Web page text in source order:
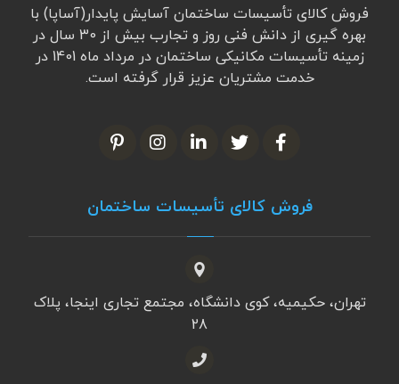
فروش کالای تأسیسات ساختمان آسایش پایدار(آساپا) با
بهره گیری از دانش فنی روز و تجارب بیش از 30 سال در
زمینه تأسیسات مکانیکی ساختمان در مرداد ماه 1401 در
خدمت مشتریان عزیز قرار گرفته است.
فروش کالای تأسیسات ساختمان
تهران، حکیمیه، کوی دانشگاه، مجتمع تجاری اینجا، پلاک
28